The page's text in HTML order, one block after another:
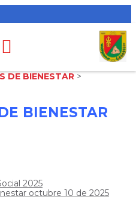
DE BIENESTAR >
BIENESTAR
2025
octubre 10 de 2025